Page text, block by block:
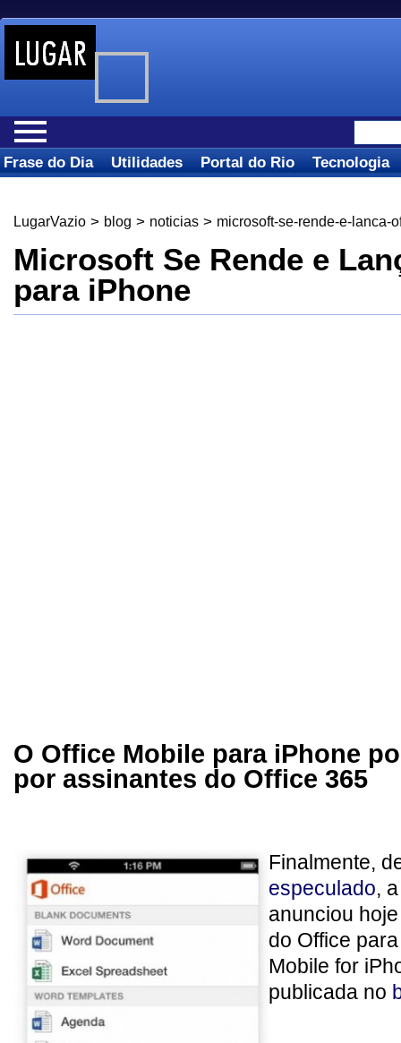
Frase do Dia Utilidades Portal do Rio Tecnologia
LugarVazio > blog > noticias > microsoft-se-rende-e-lanca-
Microsoft Se Rende e
para iPhone
O Office Mobile para iPhone
por assinantes do Office 365
Finalmente,
especulado,
anunciou
do Office
Mobile for
publicada no